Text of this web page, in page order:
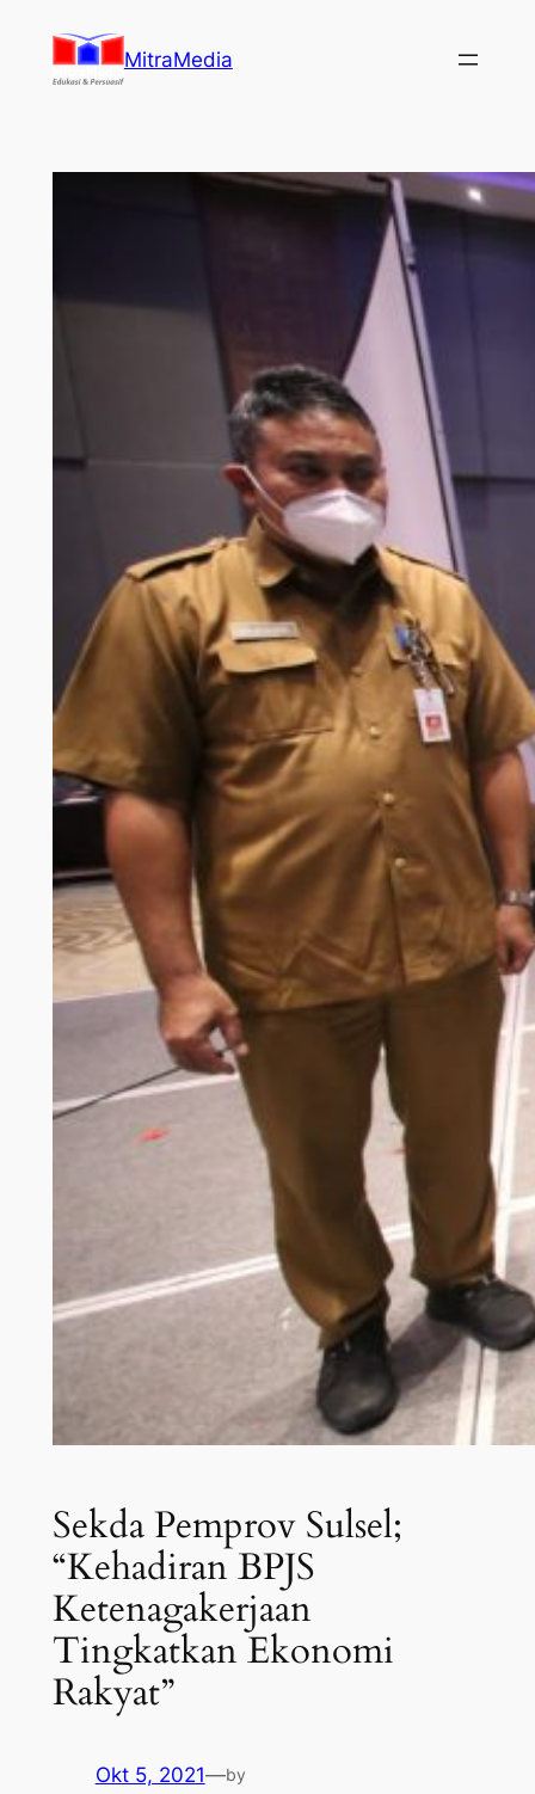
konten
MitraMedia
Sekda Pemprov Sulsel;
“Kehadiran BPJS
Ketenagakerjaan
Tingkatkan Ekonomi
Rakyat”
Okt 5, 2021—by